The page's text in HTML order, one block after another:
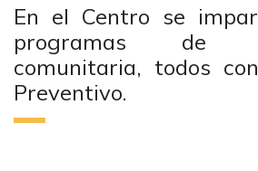
En el Centro se
programas de
comunitaria, todos
Preventivo.